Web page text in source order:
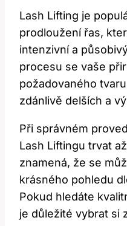
Lash Lifting je⁤
prodloužení řas,
intenzivní a
procesu se vaše
požadovaného
zdánlivě delších a
Při správném
Lash​ Liftingu trvat
znamená, že se
krásného pohledu
Pokud hledáte
je důležité vybrat ⁢si